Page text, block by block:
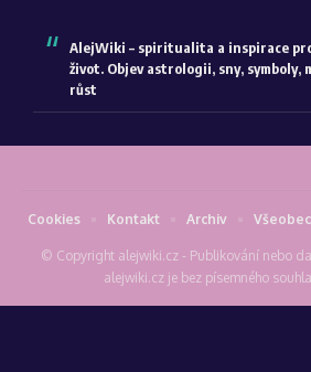
AlejWiki – spiritualita a inspirace
život. Objev astrologii, sny, symboly,
růst
© Copyright alejwiki.cz - Publikování nebo
alejwiki.cz je bez písemného
Cookies Kontakt Archiv